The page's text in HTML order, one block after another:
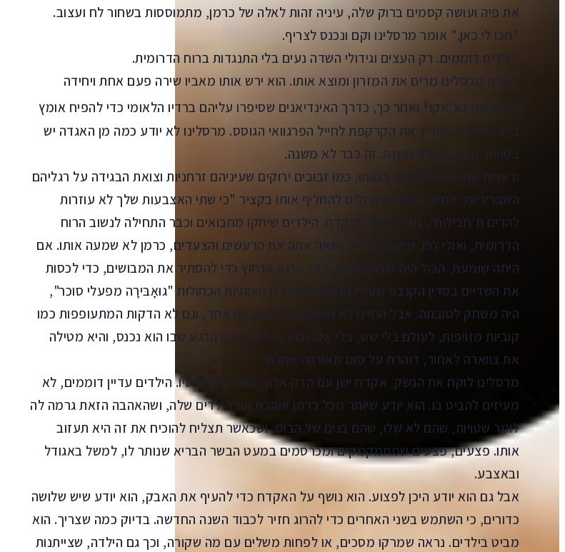
את פיה ועושה קסמים ברוק שלה, עיניה זהות לאלה של כרמן, מתמוססות בשחור לח ועצוב.
"חכו לי כאן," אומר מרסלינו וקם ונכנס לצריף.
הילדים דוממים. רק העצים וגידולי השדה נעים בלי התנגדות ברוח הדרומית.
בפנים מרסלינו מרים את המזרון ומוצא אותו. הוא ירש אותו מאביו שירה פעם אחת ויחידה
במלחמת הצ'אקו1 ואחר כך, כדרך האינדיאנים שסיפרו עליהם ברדיו הלאומי כדי להפיח אומץ
בלב החיילים, הוריד את הקרקפת לחייל הפרגוואי הגוסס. מרסלינו לא יודע כמה מן האגדה יש
בסיפור הזה, וזה לא משנה. זה כבר לא משנה.
ודאויות אחרות מתנחלות במוחו, כמו זבובים ירוקים שעיניהם זרחניות וצואת הבגידה על רגליהם
השבריריות. אמש, כשהבוס החליט להחליף אותו בקציר "כי שתי האצבעות שלך לא עוזרות
להרים ת'חבילות", חזר הביתה מוקדם. הילדים שיחקו מחבואים וכבר התחילה לנשוב הרוח
הדרומית, ואולי לכן, משום שהרוח נשאה אתה את הרעשים והצעדים, כרמן לא שמעה אותו. אם
היתה שומעת, הכול היה קורה אחרת, לא? הרגע הנחוץ כדי להסתיר את המבושים, כדי לכסות
את השדיים בסדין הקנבס שעליו מתנוססות עדיין האותיות הכחולות "גוּאָבּירָה מפעלי סוכר",
היה משחק לטובתה. אבל החיים לא משחקים לטובת אף אחד, וגם לא הדקות המתעופפות כמו
קוביות מזויפות, לעולם בלי שש, בלי אָס. ובוודאי לא בעצם הרגע שבו הוא נכנס, והיא מטילה
את צווארה לאחור, דוהרת על סוס מאורווה אחרת.
מרסלינו לוקח את הנשק, אקדח ישן עם הדק ארוך. הוא יוצא לפטיו. הילדים עדיין דוממים, לא
מעיזים להביט בו. הוא יודע שיותר מכל כרמן אוהבת את הילדים שלה, ושהאהבה הזאת גרמה לה
לומר שטויות, שהם לא שלו, שהם בנים של הבוס, ושכאשר תצליח להוכיח את זה היא תעזוב
אותו. פצעים, פצעים שמתמקמקים ומכרסמים במעט הבשר הבריא שנותר לו, למשל באגודל
ובאצבע.
אבל גם הוא יודע היכן לפצוע. הוא נושף על האקדח כדי להעיף את האבק, הוא יודע שיש שלושה
כדורים, כי השתמש בשני האחרים כדי להרוג חזיר לכבוד השנה החדשה. בדיוק כמה שצריך. הוא
מביט בילדים. נראה שמרקו מסכים, או לפחות משלים עם מה שקורה, וכך גם הילדה, שצייתנות